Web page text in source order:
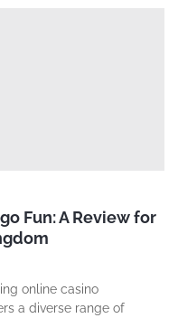
Fun: A Review for
online casino
a diverse range of